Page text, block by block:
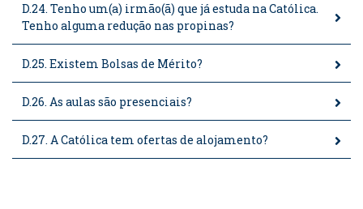
D.24. Tenho um(a) irmão(ã) que já estuda na Católica.
Tenho alguma redução nas propinas?
D.25. Existem Bolsas de Mérito?
D.26. As aulas são presenciais?
D.27. A Católica tem ofertas de alojamento?